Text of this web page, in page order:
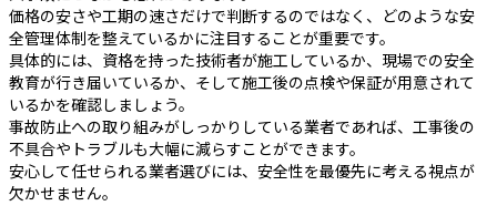
価格の安さや工期の速さだけで判断するのではなく、どのような安
全管理体制を整えているかに注目することが重要です。
具体的には、資格を持った技術者が施工しているか、現場での安全
教育が行き届いているか、そして施工後の点検や保証が用意されて
いるかを確認しましょう。
事故防止への取り組みがしっかりしている業者であれば、工事後の
不具合やトラブルも大幅に減らすことができます。
安心して任せられる業者選びには、安全性を最優先に考える視点が
欠かせません。